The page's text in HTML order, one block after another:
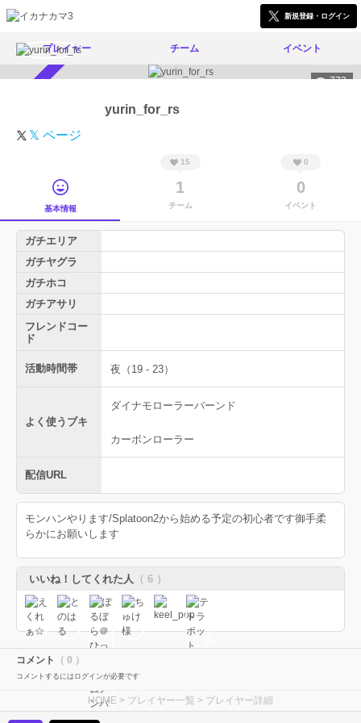
新規登録・ログイン
プレイヤー チーム イベント
773
yurin_for_rs
𝕏 ページ
基本情報
15
1
チーム
0
0
イベント
ガチエリア
ガチヤグラ
ガチホコ
ガチアサリ
フレンドコー
ド
活動時間帯 夜（19 - 23）
よく使うブキ
ダイナモローラーバーンド
カーボンローラー
配信URL
モンハンやります/Splatoon2から始める予定の初心者です御手柔
らかにお願いします
いいね！してくれた人 （ 6 ）
コメント （ 0 ）
コメントするにはログインが必要です
HOME > プレイヤー一覧 > プレイヤー詳細